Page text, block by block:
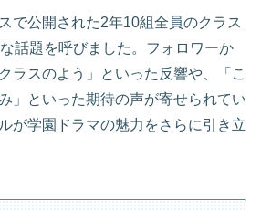
で公開された2年10組全員のクラス
話題を呼びました。フォロワーか
ラスのよう」といった反響や、「こ
」といった期待の声が寄せられてい
が学園ドラマの魅力をさらに引き立